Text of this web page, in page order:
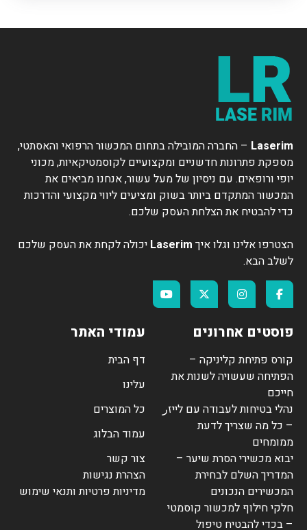
Laserim – החברה המובילה בתחום המכשור הרפואי והאסתטי,
מספקת פתרונות חדשניים ומקצועיים לקוסמטיקאיות, מכוני
יופי ורופאים. עם ניסיון של מעל עשור, אנחנו מביאים את
המכשור המתקדם ביותר בשוק ומציעים ליווי מקצועי והדרכות
כדי להבטיח את הצלחת העסק שלכם.
הצטרפו אלינו וגלו איך Laserim יכולה לקחת את העסק שלכם
לשלב הבא.
פוסטים אחרונים
קורס פתיחת קליניקה –
הפתיחה שעשויה לשנות את
חייכם
נהלי בטיחות לעבודה עם לייזر
– כל מה שצריך לדעת
ממומחים
יבוא מכשירי הסרת שיער –
המדריך השלם לבחירת
המכשירים הנכונים
חלקי חילוף למכשור קוסמטי
– בכדי להבטיח טיפול
עמודי האתר
דף הבית
עלינו
כל המוצרים
עמוד הבלוג
צור קשר
הצהרת נגישות
מדיניות פרטיות ותנאי שימוש